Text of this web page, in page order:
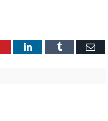
PinterestLinkedInTumblr